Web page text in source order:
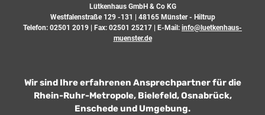
Lütkenhaus GmbH & Co KG
Westfalenstraße 129 -131 | 48165 Münster - Hiltrup
Telefon: 02501 2019 | Fax: 02501 25217 | E-Mail: info@luetkenhaus-
muenster.de
Wir sind Ihre erfahrenen Ansprechpartner für die
Rhein-Ruhr-Metropole, Bielefeld, Osnabrück,
Enschede und Umgebung.